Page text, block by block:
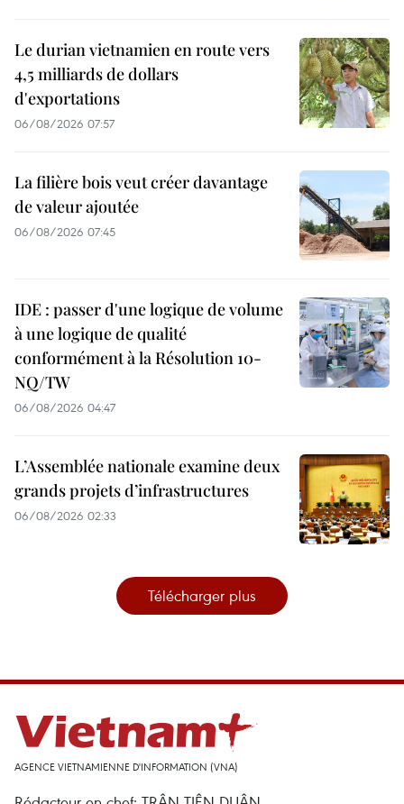
Le durian vietnamien en route vers
4,5 milliards de dollars
d'exportations
06/08/2026 07:57
La filière bois veut créer davantage
de valeur ajoutée
06/08/2026 07:45
IDE : passer d'une logique de volume
à une logique de qualité
conformément à la Résolution 10-
NQ/TW
06/08/2026 04:47
L’Assemblée nationale examine deux
grands projets d’infrastructures
06/08/2026 02:33
Télécharger plus
AGENCE VIETNAMIENNE D'INFORMATION (VNA)